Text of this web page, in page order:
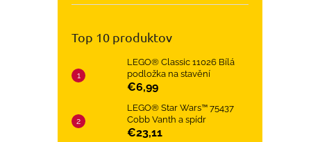
Top 10 produktov
LEGO® Classic 11026 Bílá
podložka na stavění
€6,99
LEGO® Star Wars™ 75437
Cobb Vanth a spídr
€23,11